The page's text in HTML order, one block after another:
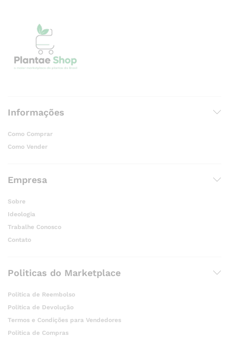
Informações
Como Comprar
Como Vender
Empresa
Sobre
Ideologia
Trabalhe Conosco
Contato
Politicas do Marketplace
Politica de Reembolso
Politica de Devolução
Termos e Condições para Vendedores
Politica de Compras